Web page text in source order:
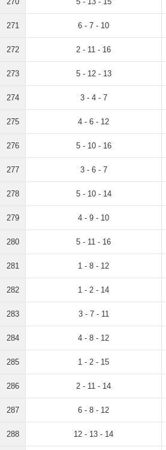
271 6 - 7 - 10
272 2 - 11 - 16
273 5 - 12 - 13
274 3 - 4 - 7
275 4 - 6 - 12
276 5 - 10 - 16
277 3 - 6 - 7
278 5 - 10 - 14
279 4 - 9 - 10
280 5 - 11 - 16
281 1 - 8 - 12
282 1 - 2 - 14
283 3 - 7 - 11
284 4 - 8 - 12
285 1 - 2 - 15
286 2 - 11 - 14
287 6 - 8 - 12
288 12 - 13 - 14